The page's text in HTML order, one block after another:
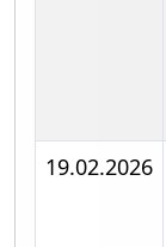
19.02.2026